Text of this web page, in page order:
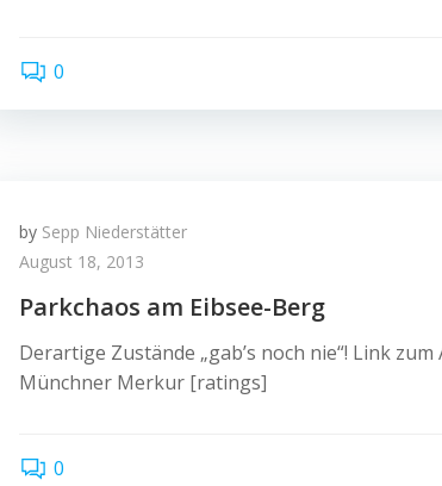
0
by Sepp Niederstätter
August 18, 2013
Parkchaos am Eibsee-Berg
Derartige Zustände „gab’s noch nie“! Link
Münchner Merkur [ratings]
0